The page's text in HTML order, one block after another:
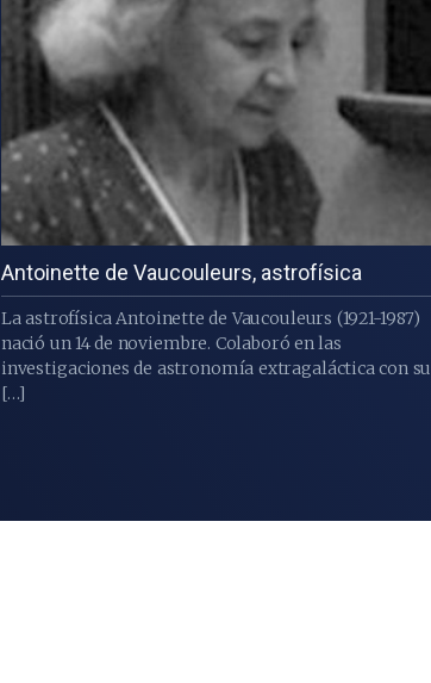
Antoinette de Vaucouleurs, astrofísica
La astrofísica Antoinette de Vaucouleurs (1921-1987)
nació un 14 de noviembre. Colaboró en las
investigaciones de astronomía extragaláctica con su
[…]